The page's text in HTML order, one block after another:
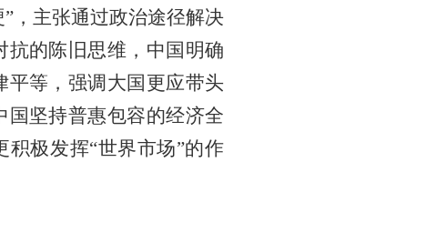
，主张通过政治途径解决
的陈旧思维，中国明确
平等，强调大国更应带头
坚持普惠包容的经济全
极发挥“世界市场”的作